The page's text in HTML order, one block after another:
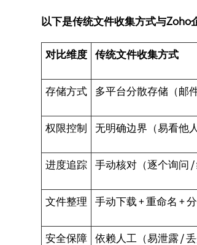
以下是传统文件收集方式与Zoho
对比维度 传统文件收集方式
存储方式 多平台分散存储（邮
权限控制 无明确边界（易看他
进度追踪 手动核对（逐个询问 /
文件整理 手动下载 + 重命名 +
安全保障 依赖人工（易泄露 / 丢